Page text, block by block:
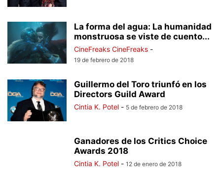
La forma del agua: La humanidad
monstruosa se viste de cuento...
CineFreaks CineFreaks -
19 de febrero de 2018
Guillermo del Toro triunfó en los
Directors Guild Award
Cintia K. Potel - 5 de febrero de 2018
Ganadores de los Critics Choice
Awards 2018
Cintia K. Potel - 12 de enero de 2018